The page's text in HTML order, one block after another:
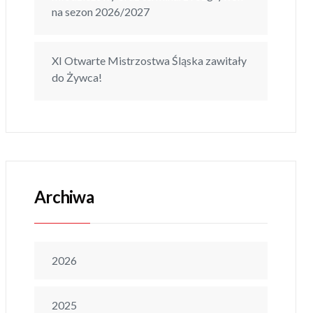
na sezon 2026/2027
XI Otwarte Mistrzostwa Śląska zawitały
do Żywca!
Archiwa
2026
2025